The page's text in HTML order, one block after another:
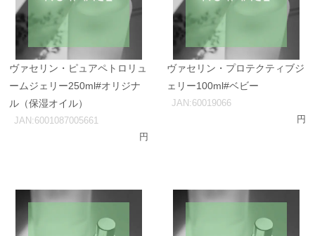
ヴァセリン・ピュアペトロリュ
ームジェリー250ml#オリジナ
ル（保湿オイル）
JAN:6001087005661
円
ヴァセリン・プロテクティブジ
ェリー100ml#ベビー
JAN:60019066
円